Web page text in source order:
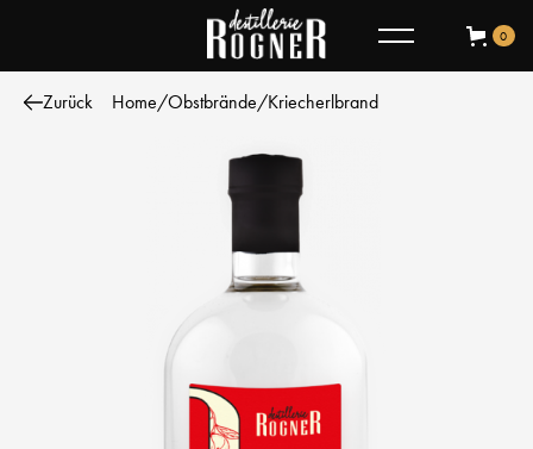
0
Zurück Home/Obstbrände/Kriecherlbrand